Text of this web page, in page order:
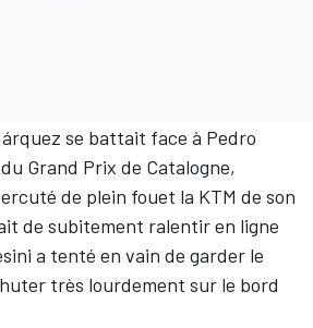
se battait face à Pedro
Grand Prix de Catalogne,
de plein fouet la KTM de son
de subitement ralentir en ligne
a tenté en vain de garder le
très lourdement sur le bord